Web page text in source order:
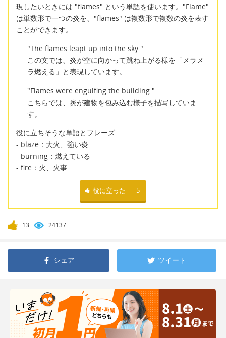
現したいときには "flames" という単語を使います。"Flame"
は単数形で一つの炎を、"flames" は複数形で複数の炎を表す
ことができます。
"The flames leapt up into the sky."
この文では、炎が空に向かって跳ね上がる様を「メラメ
ラ燃える」と表現しています。
"Flames were engulfing the building."
こちらでは、炎が建物を包み込む様子を描写していま
す。
役に立ちそうな単語とフレーズ:
- blaze：大火、強い炎
- burning：燃えている
- fire：火、火事
役に立った 5
13 24137
シェア ツイート